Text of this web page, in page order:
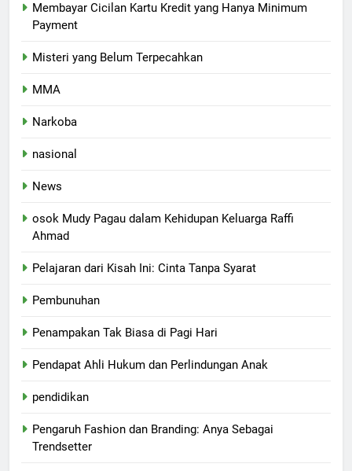
Membayar Cicilan Kartu Kredit yang Hanya Minimum
Payment
Misteri yang Belum Terpecahkan
MMA
Narkoba
nasional
News
osok Mudy Pagau dalam Kehidupan Keluarga Raffi
Ahmad
Pelajaran dari Kisah Ini: Cinta Tanpa Syarat
Pembunuhan
Penampakan Tak Biasa di Pagi Hari
Pendapat Ahli Hukum dan Perlindungan Anak
pendidikan
Pengaruh Fashion dan Branding: Anya Sebagai
Trendsetter